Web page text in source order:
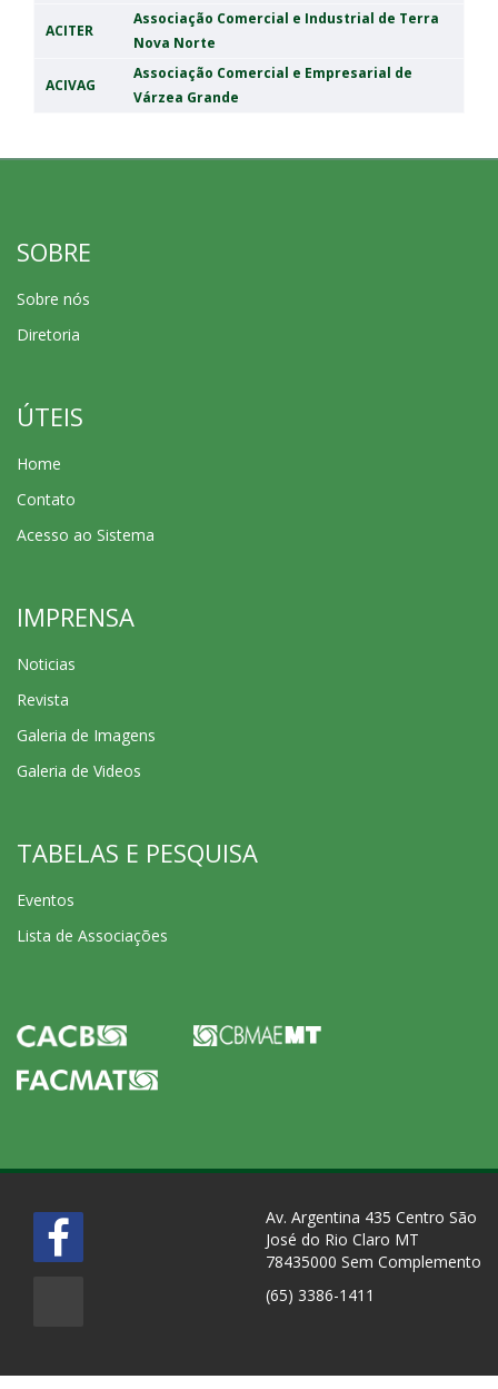
ACITER
Associação Comercial e Industrial de Terra
Nova Norte
ACIVAG
Associação Comercial e Empresarial de
Várzea Grande
SOBRE
Sobre nós
Diretoria
ÚTEIS
Home
Contato
Acesso ao Sistema
IMPRENSA
Noticias
Revista
Galeria de Imagens
Galeria de Videos
TABELAS E PESQUISA
Eventos
Lista de Associações
Av. Argentina 435 Centro São
José do Rio Claro MT
78435000 Sem Complemento
(65) 3386-1411